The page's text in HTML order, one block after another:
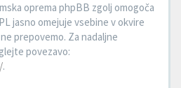
oprema phpBB zgolj omogoča
jasno omejuje vsebine v okvire
prepovemo. Za nadaljne
povezavo:
.